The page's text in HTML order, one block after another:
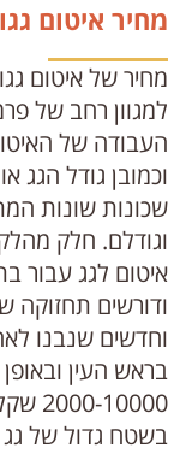
מחיר איטום
מחיר של איטום
למגוון רחב של
העבודה של
וכמובן גודל הגג
שכונות שונות
וגודלם. חלק
איטום לגג עבור
ודורשים תחזוקה
וחדשים שנבנו
בראש העין
בשטח גדול של גג